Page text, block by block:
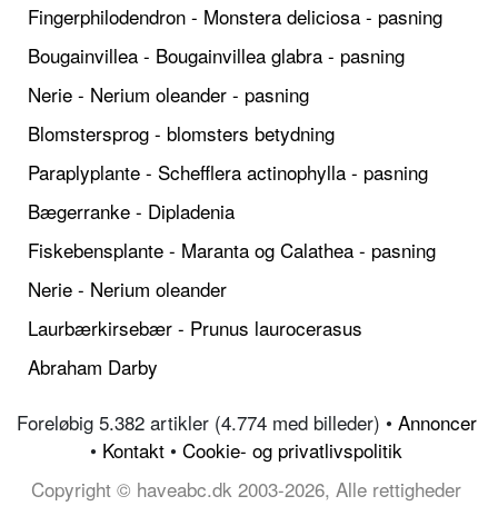
Fingerphilodendron - Monstera deliciosa - pasning
Bougainvillea - Bougainvillea glabra - pasning
Nerie - Nerium oleander - pasning
Blomstersprog - blomsters betydning
Paraplyplante - Schefflera actinophylla - pasning
Bægerranke - Dipladenia
Fiskebensplante - Maranta og Calathea - pasning
Nerie - Nerium oleander
Laurbærkirsebær - Prunus laurocerasus
Abraham Darby
Foreløbig 5.382 artikler (4.774 med billeder) • Annoncer
• Kontakt • Cookie- og privatlivspolitik
Copyright © haveabc.dk 2003-2026, Alle rettigheder